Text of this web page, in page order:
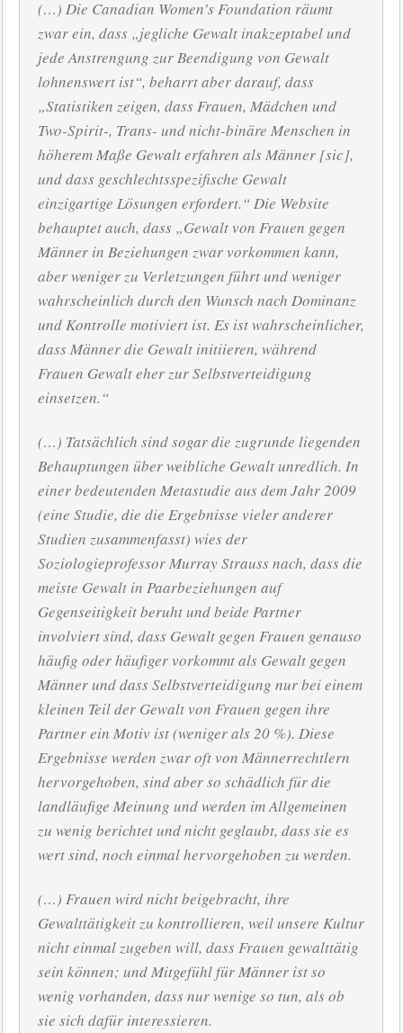
(…) Die Canadian Women’s Foundation räumt
zwar ein, dass „jegliche Gewalt inakzeptabel und
jede Anstrengung zur Beendigung von Gewalt
lohnenswert ist“, beharrt aber darauf, dass
„Statistiken zeigen, dass Frauen, Mädchen und
Two-Spirit-, Trans- und nicht-binäre Menschen in
höherem Maße Gewalt erfahren als Männer [sic],
und dass geschlechtsspezifische Gewalt
einzigartige Lösungen erfordert.“ Die Website
behauptet auch, dass „Gewalt von Frauen gegen
Männer in Beziehungen zwar vorkommen kann,
aber weniger zu Verletzungen führt und weniger
wahrscheinlich durch den Wunsch nach Dominanz
und Kontrolle motiviert ist. Es ist wahrscheinlicher,
dass Männer die Gewalt initiieren, während
Frauen Gewalt eher zur Selbstverteidigung
einsetzen.“
(…) Tatsächlich sind sogar die zugrunde liegenden
Behauptungen über weibliche Gewalt unredlich. In
einer bedeutenden Metastudie aus dem Jahr 2009
(eine Studie, die die Ergebnisse vieler anderer
Studien zusammenfasst) wies der
Soziologieprofessor Murray Strauss nach, dass die
meiste Gewalt in Paarbeziehungen auf
Gegenseitigkeit beruht und beide Partner
involviert sind, dass Gewalt gegen Frauen genauso
häufig oder häufiger vorkommt als Gewalt gegen
Männer und dass Selbstverteidigung nur bei einem
kleinen Teil der Gewalt von Frauen gegen ihre
Partner ein Motiv ist (weniger als 20 %). Diese
Ergebnisse werden zwar oft von Männerrechtlern
hervorgehoben, sind aber so schädlich für die
landläufige Meinung und werden im Allgemeinen
zu wenig berichtet und nicht geglaubt, dass sie es
wert sind, noch einmal hervorgehoben zu werden.
(…) Frauen wird nicht beigebracht, ihre
Gewalttätigkeit zu kontrollieren, weil unsere Kultur
nicht einmal zugeben will, dass Frauen gewalttätig
sein können; und Mitgefühl für Männer ist so
wenig vorhanden, dass nur wenige so tun, als ob
sie sich dafür interessieren.